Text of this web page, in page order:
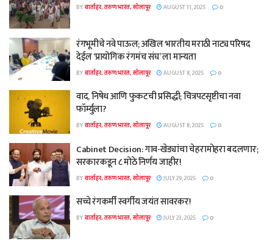
BYवार्ताहर, तरुण भारत, सोलापूर AUGUST 11, 2025 0
रंगभूमीचे नवे पाऊल; अखिल भारतीय मराठी नाट्य परिषद
देईल ‘प्रायोगिक रंगमंच संघ’ ला मान्यता
BYवार्ताहर, तरुण भारत, सोलापूर AUGUST 8, 2025 0
वाद, निषेध आणि फुकटची प्रसिद्धी; चित्रपटसृष्टीचा नवा
फॉर्म्युला?
BYवार्ताहर, तरुण भारत, सोलापूर AUGUST 8, 2025 0
Cabinet Decision: गाव-खेड्यांचा चेहरामोहरा बदलणार;
सरकारकडून ८ मोठे निर्णय जाहीर!
BYवार्ताहर, तरुण भारत, सोलापूर JULY 29, 2025 0
सच्चे रंगकर्मी स्वर्गीय जयंत सावरकर!
BYवार्ताहर, तरुण भारत, सोलापूर JULY 23, 2025 0